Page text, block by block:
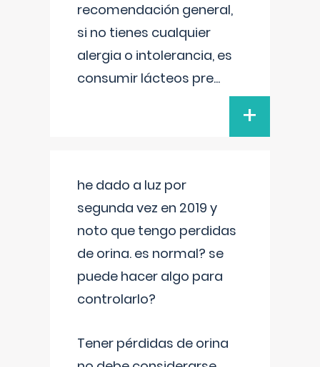
recomendación general,
si no tienes cualquier
alergia o intolerancia, es
consumir lácteos pre...
+
he dado a luz por
segunda vez en 2019 y
noto que tengo perdidas
de orina. es normal? se
puede hacer algo para
controlarlo?
Tener pérdidas de orina